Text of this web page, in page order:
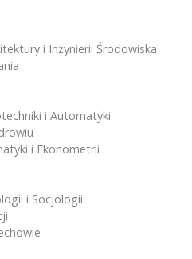
i Inżynierii Środowiska
i Automatyki
i Ekonometrii
i Socjologii